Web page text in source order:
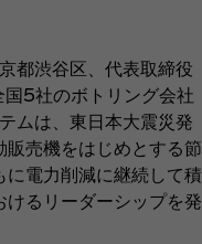
都渋谷区、代表取締役
5社のボトリング会社
ムは、東日本大震災発
売機をはじめとする節
に電力削減に継続して積
るリーダーシップを発